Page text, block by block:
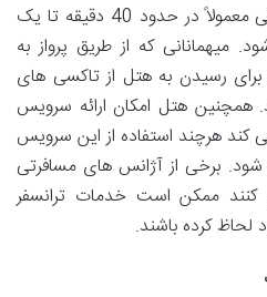
فاصله با توجه به شرایط ترافیکی معمولاً در حدود 40 دقیقه تا یک
میهمانانی که از طریق پرواز به
برای رسیدن به هتل از تاکسی های
همچنین هتل امکان ارائه سرویس
کند هرچند استفاده از این سرویس
برخی از آژانس های مسافرتی
کنند ممکن است خدمات ترانسفر
لحاظ کرده باشند.